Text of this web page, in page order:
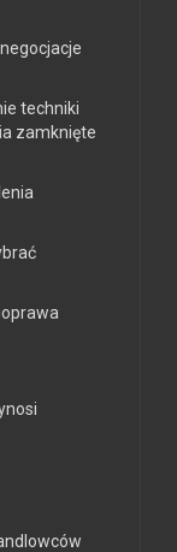
techniki
zamknięte